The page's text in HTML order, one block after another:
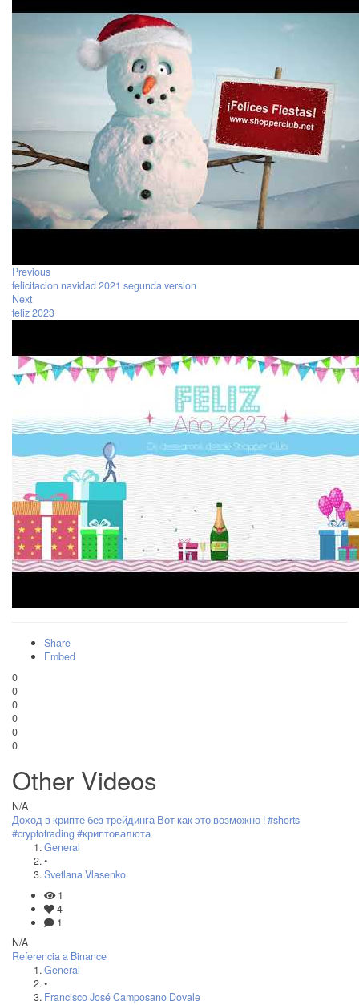
Previous
felicitacion navidad 2021 segunda version
Next
feliz 2023
Share
Embed
0
0
0
0
0
0
Other Videos
N/A
Доход в крипте без трейдинга Вот как это возможно ! #shorts
#cryptotrading #криптовалюта
General
•
Svetlana Vlasenko
1
4
1
N/A
Referencia a Binance
General
•
Francisco José Camposano Dovale